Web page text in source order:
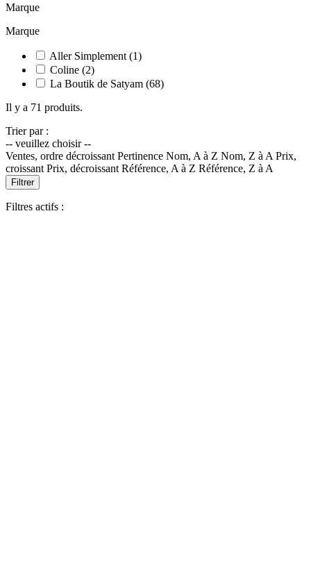
Marque
Marque
Aller Simplement (1)
Coline (2)
La Boutik de Satyam (68)
Il y a 71 produits.
Trier par :
-- veuillez choisir --
Ventes, ordre décroissant Pertinence Nom, A à Z Nom, Z à A Prix,
croissant Prix, décroissant Référence, A à Z Référence, Z à A
Filtrer
Filtres actifs :